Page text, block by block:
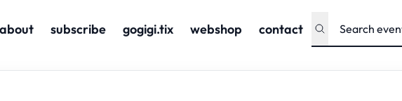
about subscribe gogigi.tix webshop contact